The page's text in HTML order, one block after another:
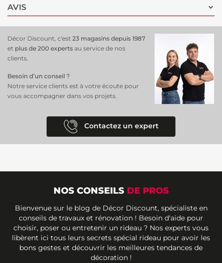
AVIS
Décor Discount, c'est 23 magasins depuis 1987
et plus de 200 experts au service de nos
clients.
Besoin d’un conseil ?
Notre service clients est à votre écoute pour
vous accompagner dans vos projets.
Contactez un expert
NOS CONSEILS DE PROS
Bienvenue sur le blog de Décor Discount, spécialiste en
conseils de travaux et rénovation ! Besoin d'aide pour
choisir, poser ou entretenir un rideau ? Nos experts vous
libèrent ici tous leurs secrets spécial rideau pour avoir les
bons gestes et découvrir les meilleures tendances de
décoration !